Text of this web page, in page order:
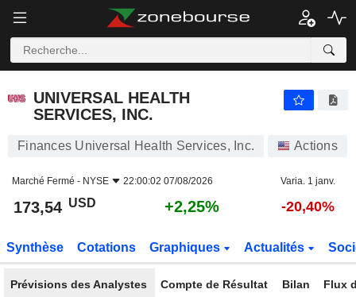
UNIVERSAL HEALTH
SERVICES, INC.
Finances Universal Health Services, Inc. Actions
Marché Fermé - NYSE 22:00:02 07/08/2026 Varia. 1 janv.
173,54 USD +2,25% -20,40%
Synthèse Cotations Graphiques Actualités
Prévisions des Analystes Compte de Résultat Bilan Flux